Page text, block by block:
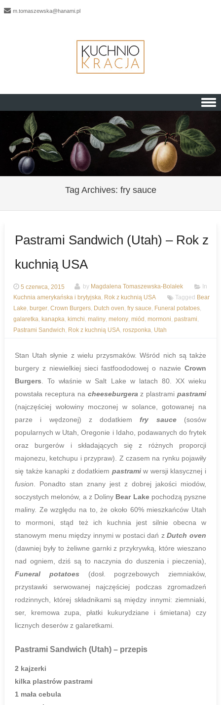
m.tomaszewska@hanami.pl
Skip to content
Tag Archives: fry sauce
Pastrami Sandwich (Utah) – Rok z
kuchnią USA
5 czerwca, 2015 by Magdalena Tomaszewska-Bolałek
In
Kuchnia amerykańska i brytyjska, Rok z kuchnią USA Tagged Bear
Lake, burger, Crown Burgers, Dutch oven, fry sauce, Funeral potatoes,
galaretka, kanapka, kimchi, maliny, melony, miód , mormoni, pastrami,
Pastrami Sandwich, Rok z kuchnią USA, roszponka, Utah
Stan Utah słynie z wielu przysmaków. Wśród nich są także
burgery z niewielkiej sieci fastfoododowej o nazwie Crown
Burgers. To właśnie w Salt Lake w latach 80. XX wieku
powstała receptura na cheeseburgeraz plastrami pastrami
(najczęściej wołowiny moczonej w solance, gotowanej na
parze i wędzonej) z dodatkiemfry sauce(sosów
popularnych w Utah, Oregonie i Idaho, podawanych do frytek
oraz burgerów i składających się z różnych proporcji
majonezu, ketchupu i przypraw). Z czasem na rynku pojawiły
się także kanapki z dodatkiem pastramiw wersji klasycznej i
fusion. Ponadto stan znany jest z dobrej jakości miodów,
soczystych melonów, a z Doliny Bear Lakepochodzą pyszne
maliny. Ze względu na to, że około 60% mieszkańców Utah
to mormoni, stąd też ich kuchnia jest silnie obecna w
stanowym menu między innymi w postaci dań zDutch oven
(dawniej były to żeliwne garnki z przykrywką, które wieszano
nad ogniem, dziś są to naczynia do duszenia i pieczenia),
Funeral potatoes (dosł. pogrzebowych ziemniaków,
przystawki serwowanej najczęściej podczas zgromadzeń
rodzinnych, której składnikami są między innymi: ziemniaki,
ser, kremowa zupa, płatki kukurydziane i śmietana) czy
licznych deserów z galaretkami.
Pastrami Sandwich (Utah) – przepis
2 kajzerki
kilka plastrów pastrami
1 mała cebula